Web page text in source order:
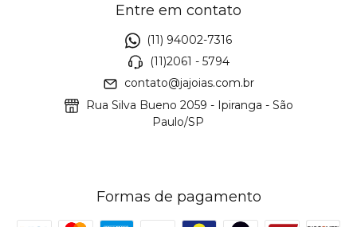
Entre em contato
(11) 94002-7316
(11)2061 - 5794
contato@jajoias.com.br
Rua Silva Bueno 2059 - Ipiranga - São
Paulo/SP
Formas de pagamento